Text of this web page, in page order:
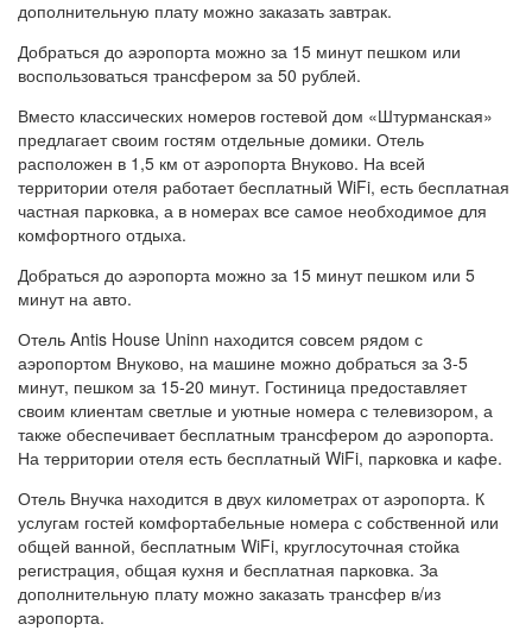
дополнительную плату можно заказать завтрак.
Добраться до аэропорта можно за 15 минут пешком или
воспользоваться трансфером за 50 рублей.
Вместо классических номеров гостевой дом «Штурманская»
предлагает своим гостям отдельные домики. Отель
расположен в 1,5 км от аэропорта Внуково. На всей
территории отеля работает бесплатный WiFi, есть бесплатная
частная парковка, а в номерах все самое необходимое для
комфортного отдыха.
Добраться до аэропорта можно за 15 минут пешком или 5
минут на авто.
Отель Antis House Uninn находится совсем рядом с
аэропортом Внуково, на машине можно добраться за 3-5
минут, пешком за 15-20 минут. Гостиница предоставляет
своим клиентам светлые и уютные номера с телевизором, а
также обеспечивает бесплатным трансфером до аэропорта.
На территории отеля есть бесплатный WiFi, парковка и кафе.
Отель Внучка находится в двух километрах от аэропорта. К
услугам гостей комфортабельные номера с собственной или
общей ванной, бесплатным WiFi, круглосуточная стойка
регистрация, общая кухня и бесплатная парковка. За
дополнительную плату можно заказать трансфер в/из
аэропорта.